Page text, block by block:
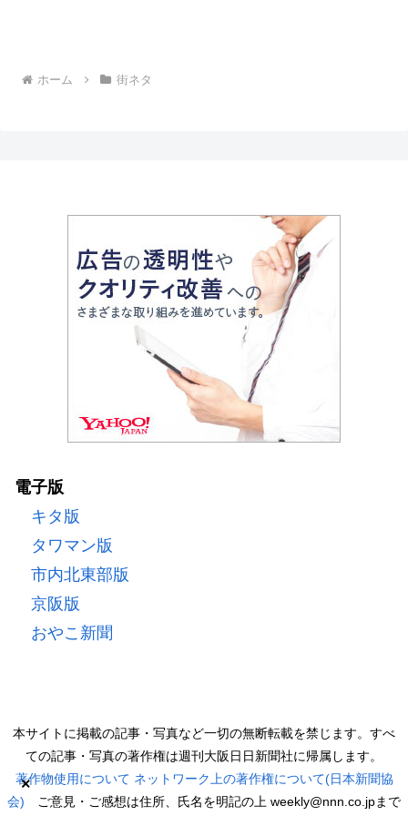
ホーム 街ネタ
×
電子版
キタ版
タワマン版
市内北東部版
京阪版
おやこ新聞
本サイトに掲載の記事・写真など一切の無断転載を禁じます。すべ
ての記事・写真の著作権は週刊大阪日日新聞社に帰属します。
著作物使用について ネットワーク上の著作権について(日本新聞協
会) ご意見・ご感想は住所、氏名を明記の上 weekly@nnn.co.jpまで